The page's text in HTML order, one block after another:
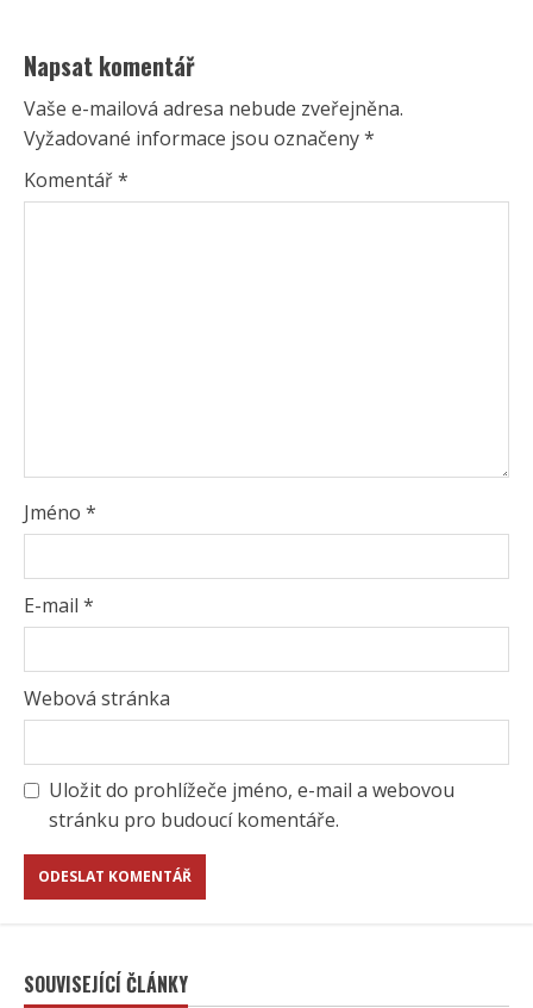
Napsat komentář
Vaše e-mailová adresa nebude zveřejněna.
Vyžadované informace jsou označeny*
Komentář*
Jméno *
E-mail *
Webová stránka
Uložit do prohlížeče jméno, e-mail a webovou
stránku pro budoucí komentáře.
SOUVISEJÍCÍ ČLÁNKY